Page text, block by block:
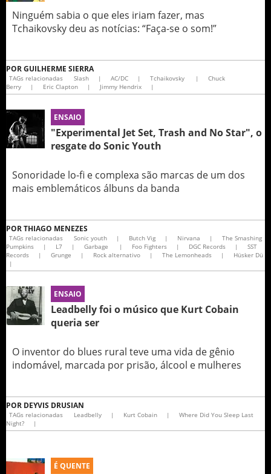
Ninguém sabia o que eles iriam fazer, mas
Tchaikovsky deu as notícias: “Faça-se o som!”
PORGUILHERME SIERRA
TAGs relacionadas Slash | AC/DC | Tchaikovsky |
Chuck
Berry
| Eric Clapton | Jimmy Hendrix |
ENSAIO
"Experimental Jet Set, Trash and No Star", o
resgate do Sonic Youth
Sonoridade lo-fi e complexa são marcas de um dos
mais emblemáticos álbuns da banda
PORTHIAGO MENEZES
TAGs relacionadas Sonic youth | Butch Vig | Nirvana |
The Smashing
Pumpkins
| L7 | Garbage | Foo Fighters | DGC Records |
SST
Records
| Grunge | Rock alternativo | The Lemonheads |
Hüsker Dü
|
ENSAIO
Leadbelly foi o músico que Kurt Cobain
queria ser
O inventor do blues rural teve uma vida de gênio
indomável, marcada por prisão, álcool e mulheres
POR DEYVIS DRUSIAN
TAGs relacionadas Leadbelly | Kurt Cobain |
Where Did You Sleep Last
Night?
|
É QUENTE